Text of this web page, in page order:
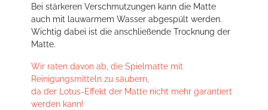
Bei stärkeren Verschmutzungen kann die Matte
auch mit lauwarmem Wasser abgespült werden.
Wichtig dabei ist die anschließende Trocknung der
Matte.
Wir raten davon ab, die Spielmatte mit
Reinigungsmitteln zu säubern,
da der Lotus-Effekt der Matte nicht mehr garantiert
werden kann!